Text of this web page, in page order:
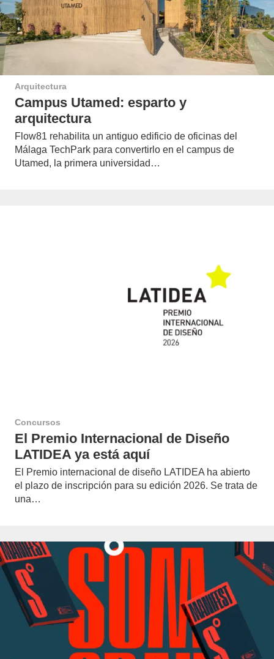
Arquitectura
Campus Utamed: esparto y
arquitectura
Flow81 rehabilita un antiguo edificio de oficinas del
Málaga TechPark para convertirlo en el campus de
Utamed, la primera universidad…
Concursos
El Premio Internacional de Diseño
LATIDEA ya está aquí
El Premio internacional de diseño LATIDEA ha abierto
el plazo de inscripción para su edición 2026. Se trata de
una…